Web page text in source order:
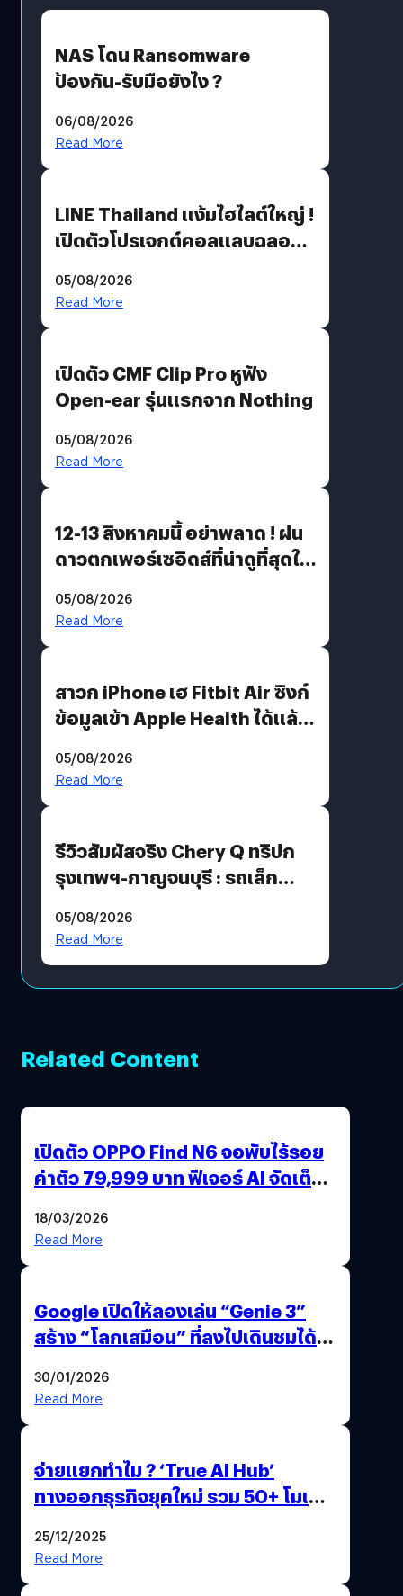
NAS โดน Ransomware
ป้องกัน-รับมือยังไง ?
06/08/2026
Read More
LINE Thailand แง้มไฮไลต์ใหญ่ !
เปิดตัวโปรเจกต์คอลแลบฉลอง
Moon x LINE FRIENDS
05/08/2026
Read More
เปิดตัว CMF Clip Pro หูฟัง
Open-ear รุ่นแรกจาก Nothing
05/08/2026
Read More
12-13 สิงหาคมนี้ อย่าพลาด ! ฝน
ดาวตกเพอร์เซอิดส์ที่น่าดูที่สุดใน
05/08/2026
Read More
สาวก iPhone เฮ Fitbit Air ซิงก์
ข้อมูลเข้า Apple Health ได้แล้ว
05/08/2026
Read More
รีวิวสัมผัสจริง Chery Q ทริปก
รุงเทพฯ-กาญจนบุรี : รถเล็ก
ฟังก์ชันเกินตัว
05/08/2026
Read More
Related Content
เปิดตัว OPPO Find N6 จอพับไร้รอย
ค่าตัว 79,999 บาท ฟีเจอร์ AI จัดเต็ม
18/03/2026
Read More
Google เปิดให้ลองเล่น “Genie 3”
สร้าง “โลกเสมือน” ที่ลงไปเดินชมได้
30/01/2026
Read More
จ่ายแยกทำไม ? ‘True AI Hub’
ทางออกธุรกิจยุคใหม่ รวม 50+ โมเดล
25/12/2025
Read More